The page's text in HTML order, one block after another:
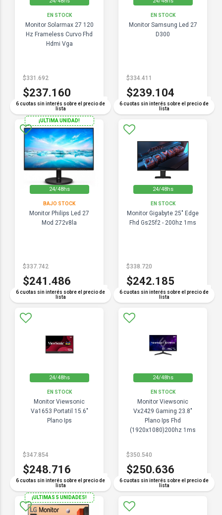
EN STOCK
Monitor Solarmax 27 120
Hz Frameless Curvo Fhd
Hdmi Vga
6 cuotas sin interés sobre el precio de
lista
$331.692
$237.160
COMPARAR
EN STOCK
Monitor Samsung Led 27
D300
6 cuotas sin interés sobre el precio de
lista
$334.411
$239.104
COMPARAR
24/48hs
¡ULTIMA UNIDAD!
BAJO STOCK
Monitor Philips Led 27
Mod 272v8la
6 cuotas sin interés sobre el precio de
lista
$337.742
$241.486
COMPARAR
24/48hs
EN STOCK
Monitor Gigabyte 25" Edge
Fhd Gs25f2 - 200hz 1ms
6 cuotas sin interés sobre el precio de
lista
$338.720
$242.185
COMPARAR
24/48hs
EN STOCK
Monitor Viewsonic
Va1653 Portatil 15.6"
Plano Ips
6 cuotas sin interés sobre el precio de
lista
$347.854
$248.716
COMPARAR
24/48hs
EN STOCK
Monitor Viewsonic
Vx2429 Gaming 23.8"
Plano Ips Fhd
(1920x1080)200hz 1ms
6 cuotas sin interés sobre el precio de
lista
$350.540
$250.636
COMPARAR
¡ULTIMAS 5 UNIDADES!